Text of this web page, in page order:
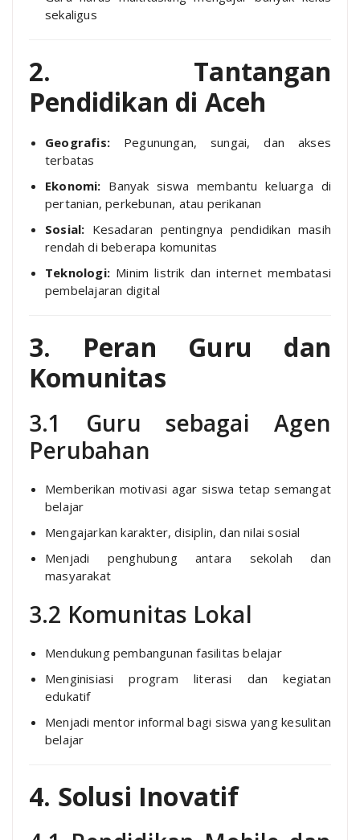
sekaligus
2. Tantangan
Pendidikan di Aceh
Geografis: Pegunungan, sungai, dan akses
terbatas
Ekonomi: Banyak siswa membantu keluarga di
pertanian, perkebunan, atau perikanan
Sosial: Kesadaran pentingnya pendidikan masih
rendah di beberapa komunitas
Teknologi: Minim listrik dan internet membatasi
pembelajaran digital
3. Peran Guru dan
Komunitas
3.1 Guru sebagai Agen
Perubahan
Memberikan motivasi agar siswa tetap semangat
belajar
Mengajarkan karakter, disiplin, dan nilai sosial
Menjadi penghubung antara sekolah dan
masyarakat
3.2 Komunitas Lokal
Mendukung pembangunan fasilitas belajar
Menginisiasi program literasi dan kegiatan
edukatif
Menjadi mentor informal bagi siswa yang kesulitan
belajar
4. Solusi Inovatif